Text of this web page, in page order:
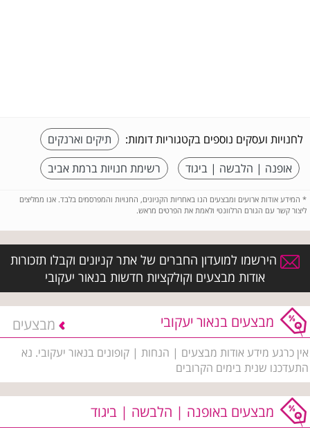
לחנויות ועסקים נוספים בקטגוריות דומות:
תיקים וארנקים
אופנה | הלבשה | ביגוד
רשימת חנויות ברמת אביב
* המידע אודות ארועים ומבצעים הנו באחריות הקניונים, החנויות והמפרסמים בלבד. אנו ממליצים
ליצור קשר עם הגורם הרלוונטי ולאמת את הפרטים מראש.
הירשמו למועדון החברים של אתר קניונים וקבלו תזכורות
אודות מבצעים וקולקציות חדשות בנאור יעקובי
מבצעים בנאור יעקובי מבצעים
אין כרגע מידע אודות מבצעים | הנחות | קופונים בנאור יעקובי. נא
התעדכנו שנית בימים הקרובים
מבצעים באופנה | הלבשה | ביגוד